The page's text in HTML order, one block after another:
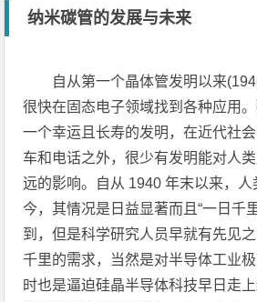
纳米碳管的发展与未来
自从第一个晶体管发明以来
很快在固态电子领域找到各种应用
一个幸运且长寿的发明，在近代社
车和电话之外，很少有发明能对人
远的影响。自从 1940 年末以来，
今，其情况是日益显著而且“一日千
到，但是科学研究人员早就有先见
千里的需求，当然是对半导体工业
时也是逼迫硅晶半导体科技早日走